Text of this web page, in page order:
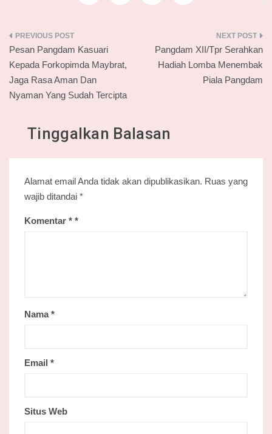
Navigasi
pos
Pesan Pangdam Kasuari
Kepada Forkopimda Maybrat,
Jaga Rasa Aman Dan
Nyaman Yang Sudah Tercipta
Pangdam XII/Tpr Serahkan
Hadiah Lomba Menembak
Piala Pangdam
Tinggalkan Balasan
Alamat email Anda tidak akan dipublikasikan. Ruas yang
wajib ditandai *
Komentar *
Nama*
Email *
Situs Web